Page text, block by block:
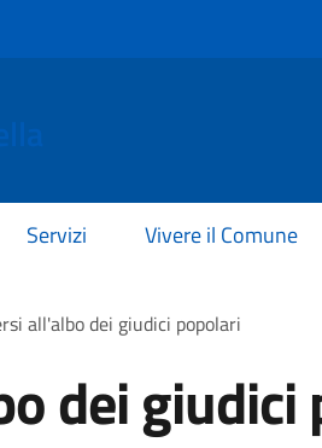
Servizi Vivere il Comune
all'albo dei giudici popolari
dei giudici